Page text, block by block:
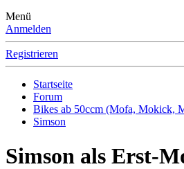
Menü
Anmelden
Registrieren
Startseite
Forum
Bikes ab 50ccm (Mofa, Mokick,
Simson
Simson als Erst-